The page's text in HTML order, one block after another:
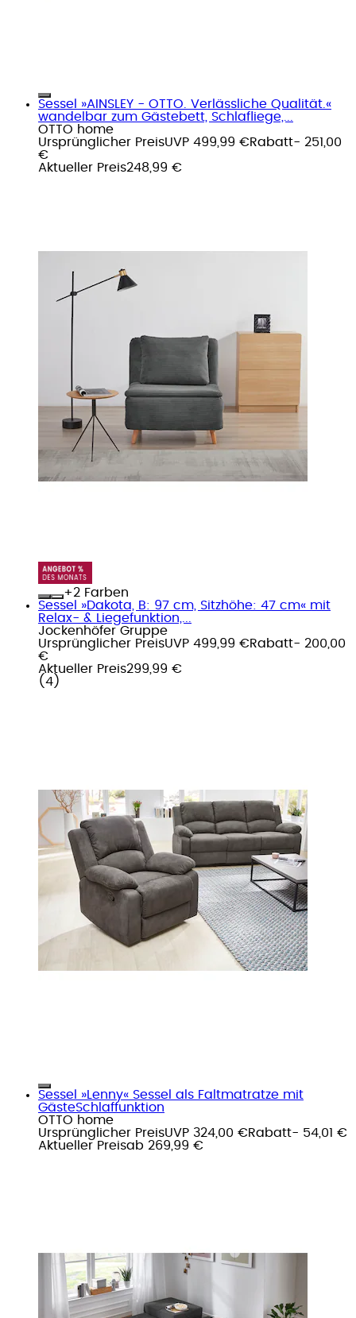
Sessel »AINSLEY - OTTO. Verlässliche Qualität.«
wandelbar zum Gästebett, Schlafliege,...
OTTO home
Ursprünglicher PreisUVP 499,99 €Rabatt- 251,00
€
Aktueller Preis248,99 €
+
Farben
Sessel »Dakota, B: 97 cm, Sitzhöhe: 47 cm« mit
Relax- & Liegefunktion,...
Jockenhöfer Gruppe
Ursprünglicher PreisUVP 499,99 €Rabatt- 200,00
€
Aktueller Preis299,99 €
( 4 )
Sessel »Lenny« Sessel als Faltmatratze mit
GästeSchlaffunktion
OTTO home
Ursprünglicher PreisUVP 324,00 €Rabatt- 54,01 €
Aktueller Preisab 269,99 €